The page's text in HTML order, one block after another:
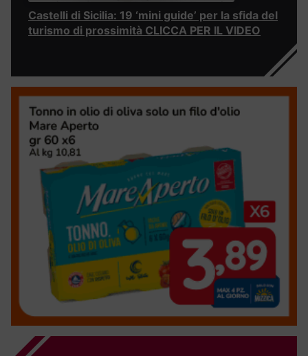
Castelli di Sicilia: 19 ‘mini guide’ per la sfida del
turismo di prossimità CLICCA PER IL VIDEO